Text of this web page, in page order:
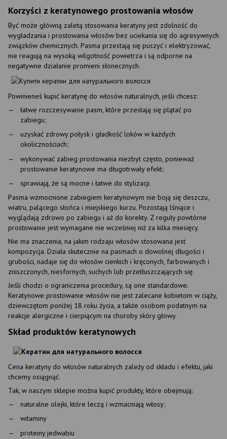
Korzyści z keratynowego prostowania włosów
Być może główną zaletą stosowania keratyny jest zdolność do
wygładzania i prostowania włosów bez uciekania się do agresywnych
związków chemicznych. Pasma przestają się puszyć i elektryzować,
nie reagują na wysoką wilgotność powietrza i są odporne na
negatywne działanie promieni słonecznych.
Powinieneś kupić keratynę do włosów naturalnych, jeśli chcesz:
łatwe rozczesywanie pasm, które przestają się plątać po
zabiegu;
uzyskać zdrowy połysk i gładkość loków w każdych
okolicznościach;
wykonywać zabieg prostowania niezbyt często, ponieważ
prostowanie keratynowe ma długotrwały efekt;
sprawiają, że są mocne i łatwe do stylizacji.
Pasma wzmocnione zabiegiem keratynowym nie boją się deszczu,
wiatru, palącego słońca i miejskiego kurzu. Pozostają lśniące i
wyglądają zdrowo po zabiegu i aż do korekty. Z reguły powtórne
prostowanie jest wymagane nie wcześniej niż za kilka miesięcy.
Nie ma znaczenia, na jakim rodzaju włosów stosowana jest
kompozycja. Działa skutecznie na pasmach o dowolnej długości i
grubości, nadaje się do włosów cienkich i kręconych, farbowanych i
zniszczonych, niesfornych, suchych lub przetłuszczających się.
Jeśli chodzi o ograniczenia procedury, są one standardowe.
Keratynowe prostowanie włosów nie jest zalecane kobietom w ciąży,
dziewczętom poniżej 18 roku życia, a także osobom podatnym na
reakcje alergiczne i cierpiącym na choroby skóry głowy.
Skład produktów keratynowych
Cena keratyny do włosów naturalnych zależy od składu i efektu, jaki
chcemy osiągnąć.
Tak, w naszym sklepie można kupić produkty, które obejmują:
naturalne olejki, które leczą i wzmacniają włosy;
witaminy
proteiny jedwabiu